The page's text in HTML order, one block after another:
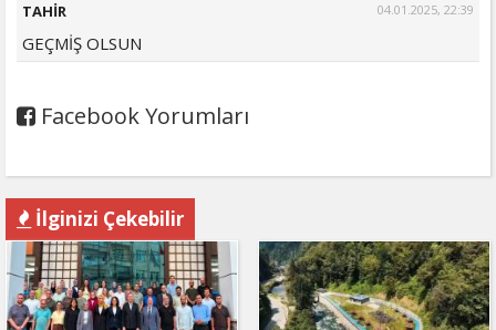
TAHİR 04.01.2025, 22:39
GEÇMİŞ OLSUN
Facebook Yorumları
İlginizi Çekebilir